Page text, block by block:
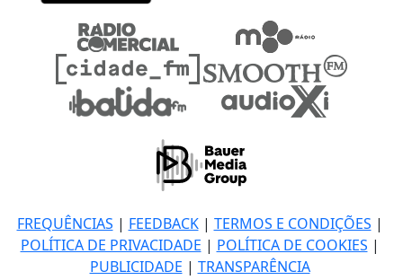
FREQUÊNCIAS | FEEDBACK| TERMOS E CONDIÇÕES |
POLÍTICA DE PRIVACIDADE | POLÍTICA DE COOKIES |
PUBLICIDADE | TRANSPARÊNCIA